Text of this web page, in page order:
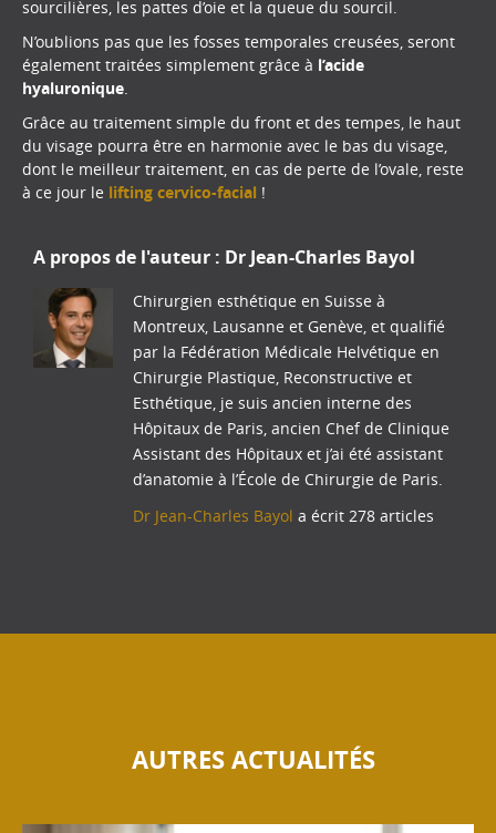
sourcilières, les pattes d’oie et la queue du sourcil.
N’oublions pas que les fosses temporales creusées, seront
également traitées simplement grâce à l’acide
hyaluronique.
Grâce au traitement simple du front et des tempes, le haut
du visage pourra être en harmonie avec le bas du visage,
dont le meilleur traitement, en cas de perte de l’ovale, reste
à ce jour le lifting cervico-facial !
A propos de l'auteur : Dr Jean-Charles Bayol
Chirurgien esthétique en Suisse à
Montreux, Lausanne et Genève, et qualifié
par la Fédération Médicale Helvétique en
Chirurgie Plastique, Reconstructive et
Esthétique, je suis ancien interne des
Hôpitaux de Paris, ancien Chef de Clinique
Assistant des Hôpitaux et j’ai été assistant
d’anatomie à l’École de Chirurgie de Paris.
Dr Jean-Charles Bayol a écrit 278 articles
AUTRES ACTUALITÉS